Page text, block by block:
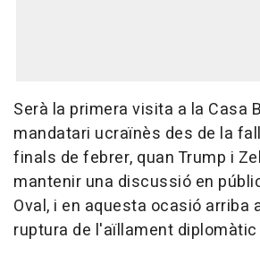
Serà la primera visita a la Casa
mandatari ucraïnès des de la
finals de febrer, quan Trump i
mantenir una discussió en
Oval, i en aquesta ocasió arriba
ruptura de l'aïllament diplomàtic